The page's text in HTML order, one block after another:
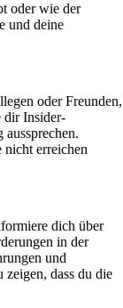
oder wie der
und deine
oder Freunden,
dir Insider-
erreichen
dich über
in der
und
zeigen, dass du die